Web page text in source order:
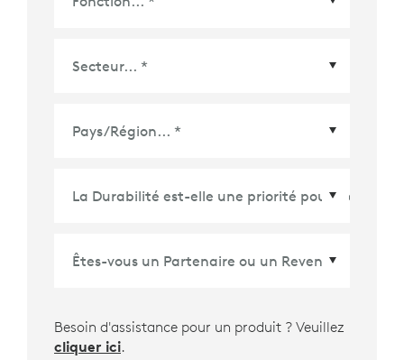
Besoin d'assistance pour un produit ? Veuillez
cliquer ici.